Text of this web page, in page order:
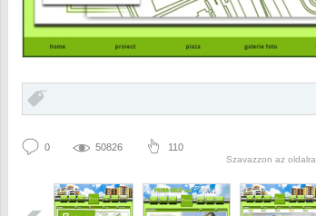
0 50826 110
Szavazzon az oldalra